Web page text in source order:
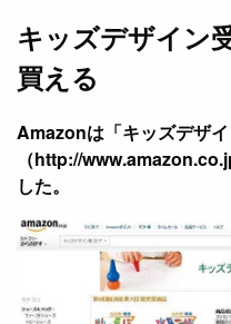
キッズデザイン
買える
Amazonは「キッズデザイ
（http://
した。